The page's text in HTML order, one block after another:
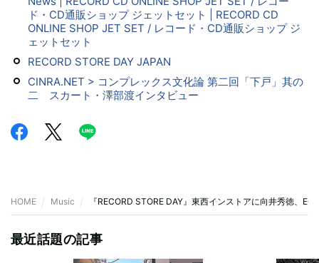
ド・CD通販ショップ ジェットセット | RECORD CD
ONLINE SHOP JET SET / レコード・CD通販ショップ ジ
ェットセット
RECORD STORE DAY JAPAN
CINRA.NET > コンプレックス文化論 第二回「下戸」其の
二 スカート・澤部渡インタビュー
HOME Music 『RECORD STORE DAY』東西インストアに向井秀徳、
最近話題の記事